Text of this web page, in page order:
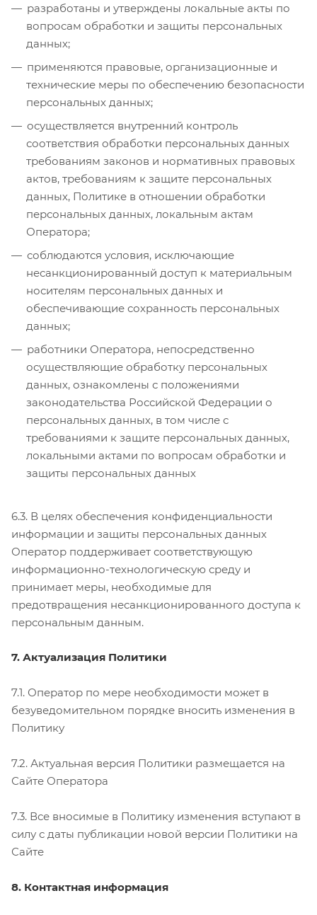
разработаны и утверждены локальные акты по
вопросам обработки и защиты персональных
данных;
применяются правовые, организационные и
технические меры по обеспечению безопасности
персональных данных;
осуществляется внутренний контроль
соответствия обработки персональных данных
требованиям законов и нормативных правовых
актов, требованиям к защите персональных
данных, Политике в отношении обработки
персональных данных, локальным актам
Оператора;
соблюдаются условия, исключающие
несанкционированный доступ к материальным
носителям персональных данных и
обеспечивающие сохранность персональных
данных;
работники Оператора, непосредственно
осуществляющие обработку персональных
данных, ознакомлены с положениями
законодательства Российской Федерации о
персональных данных, в том числе с
требованиями к защите персональных данных,
локальными актами по вопросам обработки и
защиты персональных данных
6.3. В целях обеспечения конфиденциальности
информации и защиты персональных данных
Оператор поддерживает соответствующую
информационно-технологическую среду и
принимает меры, необходимые для
предотвращения несанкционированного доступа к
персональным данным.
7. Актуализация Политики
7.1. Оператор по мере необходимости может в
безуведомительном порядке вносить изменения в
Политику
7.2. Актуальная версия Политики размещается на
Сайте Оператора
7.3. Все вносимые в Политику изменения вступают в
силу с даты публикации новой версии Политики на
Сайте
8. Контактная информация